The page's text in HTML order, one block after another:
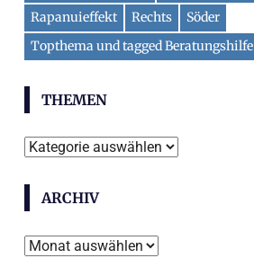
Rapanuieffekt
Rechts
Söder
Topthema und tagged Beratungshilfe
THEMEN
Themen
ARCHIV
Archiv